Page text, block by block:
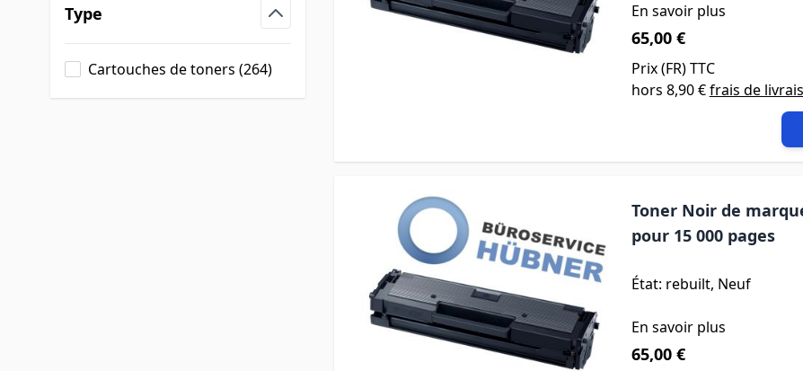
Type
filter
Cartouches de toners (264products available
)
En savoir plus
65,00 €
Prix (FR) TTC
hors 8,90 €frais de
Toner Noir de
pour 15 000 pages
État: rebuilt, Neuf
En savoir plus
65,00 €